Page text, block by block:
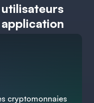
cryptomonnaies